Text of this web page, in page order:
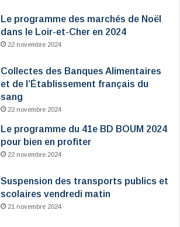
Le programme des marchés de Noël
dans le Loir-et-Cher en 2024
22 novembre 2024
Collectes des Banques Alimentaires
et de l’Établissement français du
sang
22 novembre 2024
Le programme du 41e BD BOUM 2024
pour bien en profiter
22 novembre 2024
Suspension des transports publics et
scolaires vendredi matin
21 novembre 2024